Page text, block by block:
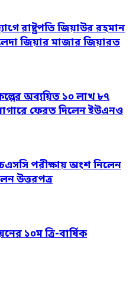
রাষ্ট্রপতি জিয়াউর রহমান
জিয়ার মাজার জিয়ারত
অব্যয়িত ১০ লাখ ৮৭
ফেরত দিলেন ইউএনও
পরীক্ষায় অংশ নিলেন
উত্তরপত্র
১০ম ত্রি-বার্ষিক